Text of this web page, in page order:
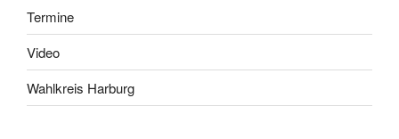
Termine
Video
Wahlkreis Harburg